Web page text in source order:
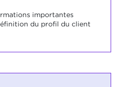
importantes
du profil du client